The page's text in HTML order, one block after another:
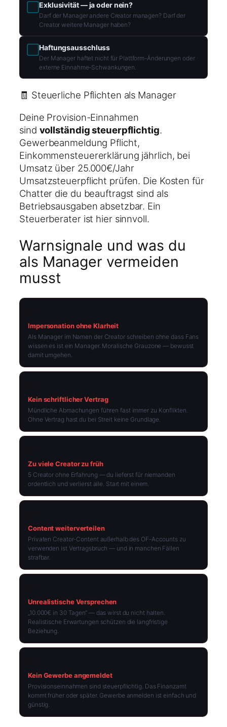
Exklusivität — ja oder nein?
Darf der Manager andere Creator managen? Darf der
Creator weitere Manager haben?
Haftungsausschluss
Der Manager haftet nicht für Plattform-Änderungen oder
externe Einnahme-Schwankungen.
🧾 Steuerliche Pflichten als Manager
Deine Provision-Einnahmen
sind vollständig steuerpflichtig.
Gewerbeanmeldung Pflicht,
Einkommensteuererklärung jährlich, bei
Umsatz über 25.000€/Jahr
Umsatzsteuerpflicht prüfen. Die Kosten für
Chatter die du beauftragst sind als
Betriebsausgaben absetzbar. Ein
Steuerberater ist hier sinnvoll.
Warnsignale und was du
als Manager vermeiden
musst
Impersonation ohne Klarheit
Als Manager im Namen der Creator schreiben ohne dass Fans
wissen es ist ein Manager. Moralische Grauzone — bewusst
damit umgehen.
Kein schriftlicher Vertrag
Mündliche Abmachungen führen fast immer zu Konflikten.
Ohne Vertrag hast du bei Streit keine Grundlage.
Zu viele Creator zu früh
5 Creator ohne Erfahrung — du lieferst für niemanden
ordentlich und verlierst alle. Start mit einem.
Content weiterverteilen
Privaten Creator-Content außerhalb des OF-Accounts zu
verwenden ist Vertragsbruch — und in manchen Fällen
strafbar.
Unrealistische Versprechen
„10.000€ in 30 Tagen“ — das wirst du nicht halten.
Realistische Erwartungen schützen die langfristige
Beziehung.
Kein Gewerbe angemeldet
Provisionseinnahmen sind steuerpflichtig. Das Finanzamt
kommt früher oder später. Gewerbe anmelden ist einfach und
günstig.